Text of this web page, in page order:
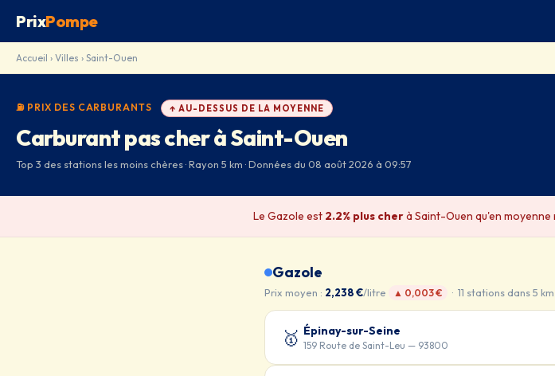
PrixPompe
Accueil › Villes › Saint-Ouen
⛽ PRIX DES CARBURANTS ↑ AU-DESSUS DE LA MOYENNE
Carburant pas cher à Saint-Ouen
Top 3 des stations les moins chères · Rayon 5 km · Données du 08 août 2026 à 09:57
Le Gazole est 2.2% plus cherà Saint-Ouen qu'en moyenne
Gazole
Prix moyen : 2,238 €/litre ▲ 0,003 € · 11 stations dans 5 km
🥇 Épinay-sur-Seine
159 Route de Saint-Leu — 93800